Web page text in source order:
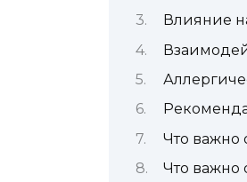
Влияние
Что важно
Что важно